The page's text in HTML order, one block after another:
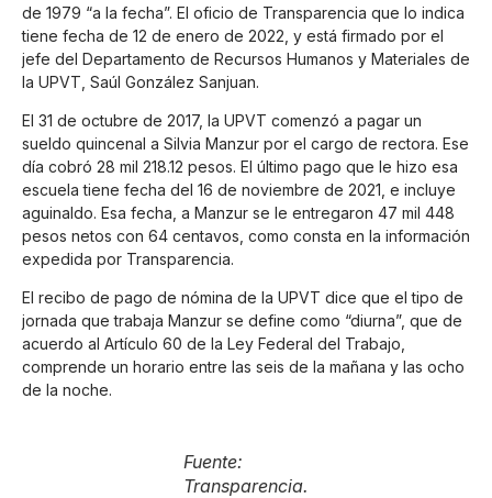
de 1979 “a la fecha”. El oficio de Transparencia que lo indica
tiene fecha de 12 de enero de 2022, y está firmado por el
jefe del Departamento de Recursos Humanos y Materiales de
la UPVT, Saúl González Sanjuan.
El 31 de octubre de 2017, la UPVT comenzó a pagar un
sueldo quincenal a Silvia Manzur por el cargo de rectora. Ese
día cobró 28 mil 218.12 pesos. El último pago que le hizo esa
escuela tiene fecha del 16 de noviembre de 2021, e incluye
aguinaldo. Esa fecha, a Manzur se le entregaron 47 mil 448
pesos netos con 64 centavos, como consta en la información
expedida por Transparencia.
El recibo de pago de nómina de la UPVT dice que el tipo de
jornada que trabaja Manzur se define como “diurna”, que de
acuerdo al Artículo 60 de la Ley Federal del Trabajo,
comprende un horario entre las seis de la mañana y las ocho
de la noche.
Fuente:
Transparencia.